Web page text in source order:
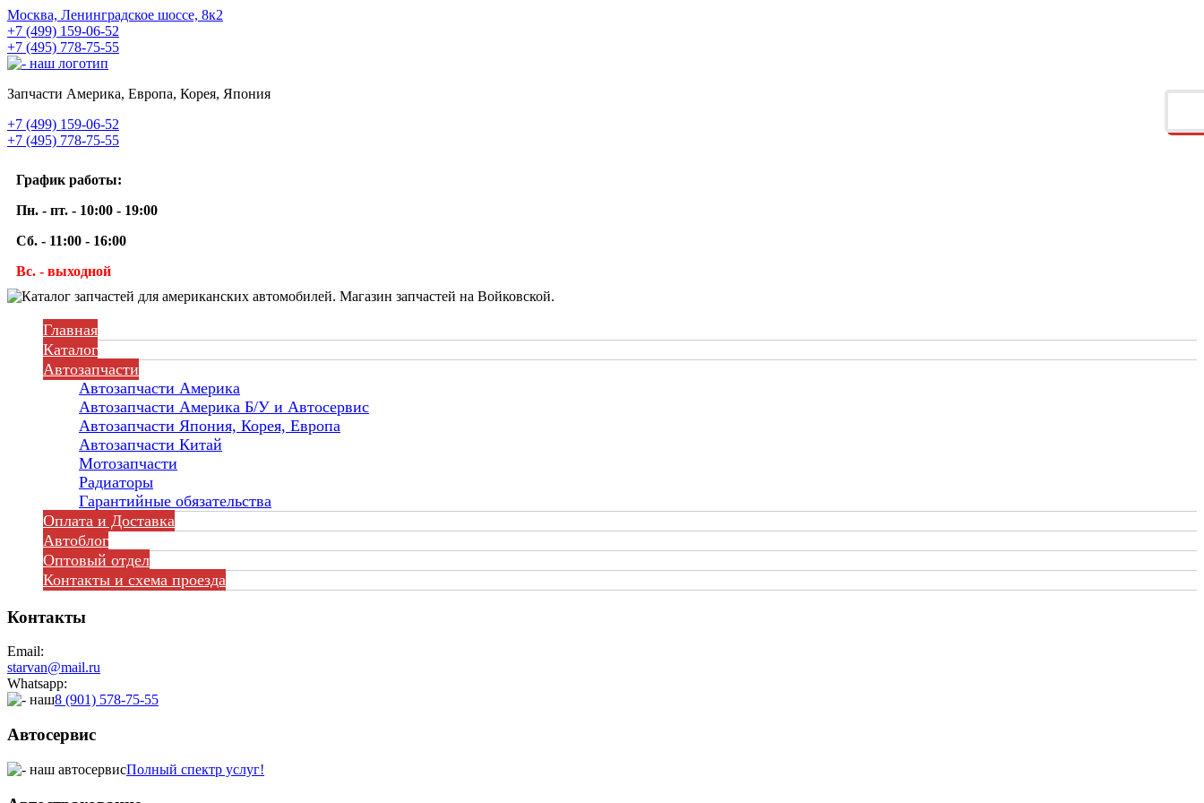
Москва, Ленинградское шоссе, 8к2
+7 (499) 159-06-52
+7 (495) 778-75-55
Запчасти Америка, Европа, Корея, Япония
+7 (499) 159-06-52
+7 (495) 778-75-55
График работы:
Пн. - пт. - 10:00 - 19:00
Сб. - 11:00 - 16:00
Вс. - выходной
Главная
Каталог
Автозапчасти
Автозапчасти Америка
Автозапчасти Америка Б/У и Автосервис
Автозапчасти Япония, Корея, Европа
Автозапчасти Китай
Мотозапчасти
Радиаторы
Гарантийные обязательства
Оплата и Доставка
Автоблог
Оптовый отдел
Контакты и схема проезда
Контакты
Email:
starvan@mail.ru
Whatsapp:
8 (901) 578-75-55
Автосервис
Полный спектр услуг!